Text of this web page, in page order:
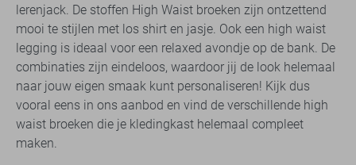
lerenjack. De stoffen High Waist broeken zijn ontzettend
mooi te stijlen met los shirt en jasje. Ook een high waist
legging is ideaal voor een relaxed avondje op de bank. De
combinaties zijn eindeloos, waardoor jij de look helemaal
naar jouw eigen smaak kunt personaliseren! Kijk dus
vooral eens in ons aanbod en vind de verschillende high
waist broeken die je kledingkast helemaal compleet
maken.